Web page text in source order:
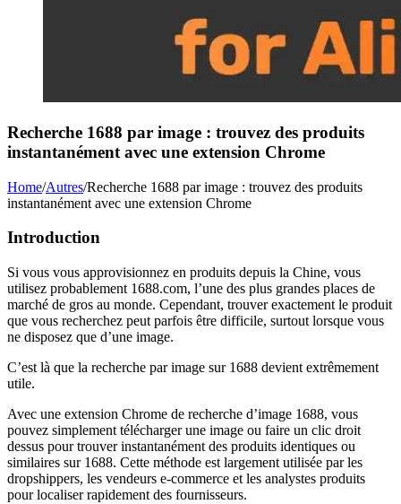
Recherche 1688 par image : trouvez des produits
instantanément avec une extension Chrome
Home/Autres/Recherche 1688 par image : trouvez des produits
instantanément avec une extension Chrome
Introduction
Si vous vous approvisionnez en produits depuis la Chine, vous
utilisez probablement 1688.com, l’une des plus grandes places de
marché de gros au monde. Cependant, trouver exactement le produit
que vous recherchez peut parfois être difficile, surtout lorsque vous
ne disposez que d’une image.
C’est là que la recherche par image sur 1688 devient extrêmement
utile.
Avec une extension Chrome de recherche d’image 1688, vous
pouvez simplement télécharger une image ou faire un clic droit
dessus pour trouver instantanément des produits identiques ou
similaires sur 1688. Cette méthode est largement utilisée par les
dropshippers, les vendeurs e-commerce et les analystes produits
pour localiser rapidement des fournisseurs.